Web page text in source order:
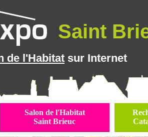
Saint
de l'Habitat sur Internet
Salon de l'Habitat
Saint Brieuc